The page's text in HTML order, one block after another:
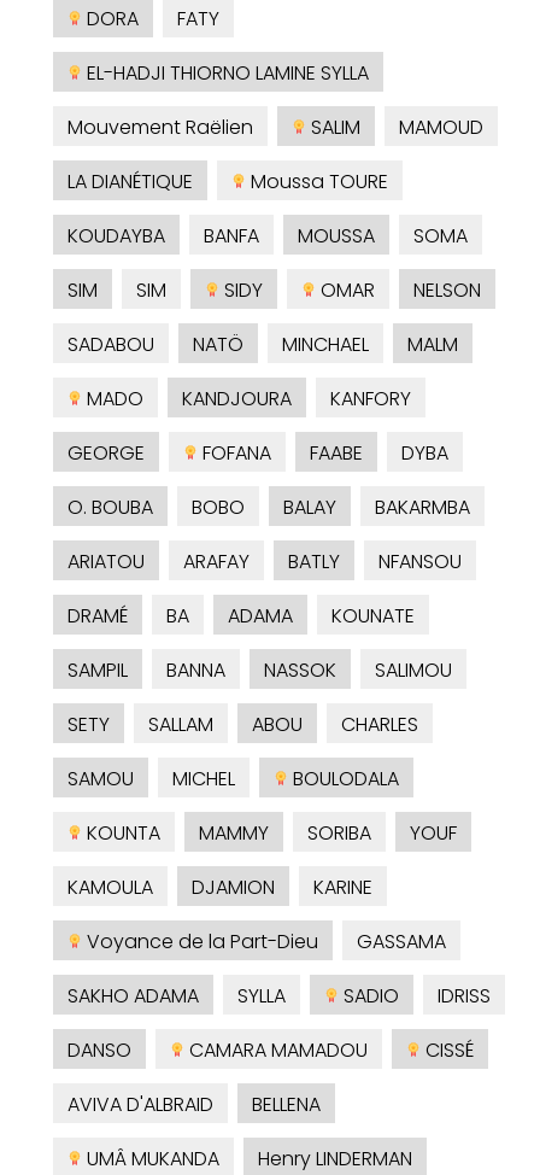
DORA
FATY
EL-HADJI THIORNO LAMINE SYLLA
Mouvement Raëlien
SALIM
MAMOUD
LA DIANÉTIQUE
Moussa TOURE
KOUDAYBA
BANFA MOUSSA
SOMA
SIM
SIM SIDY OMAR
NELSON
SADABOU
NATÖ MINCHAEL
MALM
MADO
KANDJOURA
KANFORY
GEORGE
FOFANA FAABE
DYBA
O. BOUBA
BOBO BALAY
BAKARMBA
ARIATOU
ARAFAY BATLY
NFANSOU
DRAMÉ
BA ADAMA
KOUNATE
SAMPIL
BANNA NASSOK
SALIMOU
SETY
SALLAM ABOU
CHARLES
SAMOU
MICHEL
BOULODALA
KOUNTA
MAMMY SORIBA
YOUF
KAMOULA
DJAMION
KARINE
Voyance de la Part-Dieu
GASSAMA
SAKHO ADAMA
SYLLA SADIO
IDRISS
DANSO
CAMARA MAMADOU
CISSÉ
AVIVA D'ALBRAID
BELLENA
UMÂ MUKANDA
Henry LINDERMAN